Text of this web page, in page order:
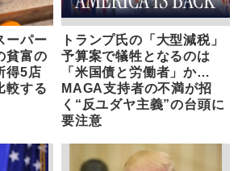
ーパー
貧富の
得5店
較する
トランプ氏の「大型減税」
予算案で犠牲となるのは
「米国債と労働者」か…
MAGA支持者の不満が招
く“反ユダヤ主義”の台頭に
要注意